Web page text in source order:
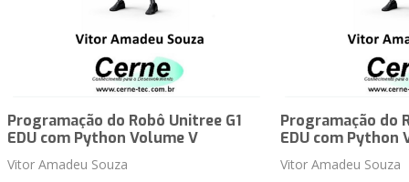
Programação do Robô Unitree G1
EDU com Python Volume V
Vitor Amadeu Souza
Programação do
EDU com Python
Vitor Amadeu Souza